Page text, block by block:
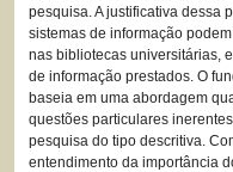
pesquisa. A justificativa dessa
sistemas de informação
nas bibliotecas universitárias,
de informação prestados. O
baseia em uma abordagem
questões particulares
pesquisa do tipo descritiva.
entendimento da importância